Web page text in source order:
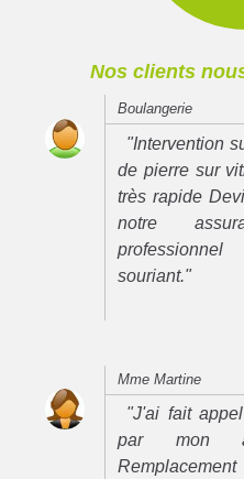
Nos clients
Boulangerie
"Intervention
de pierre sur
très rapide
notre
souriant."
Mme Martine
"J'ai fait
par mon